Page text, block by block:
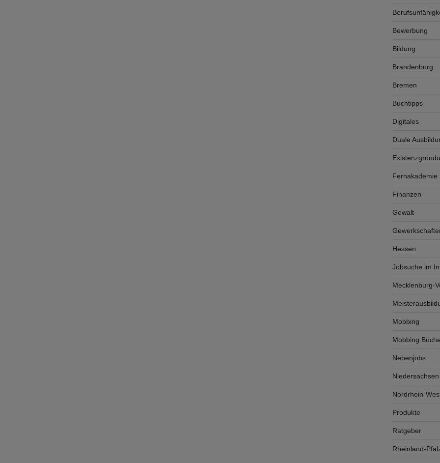
Bewerbung
Bildung
Brandenburg
Bremen
Buchtipps
Digitales
Duale
Fernakademie
Finanzen
Gewalt
Hessen
Jobsuche im
Mecklenburg-
Mobbing
Mobbing
Nebenjobs
Niedersachsen
Nordrhein-
Produkte
Ratgeber
Rheinland-